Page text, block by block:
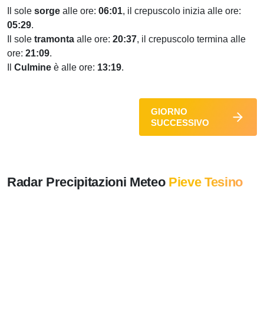
Il sole sorge alle ore: 06:01, il crepuscolo inizia alle ore:
05:29.
Il sole tramonta alle ore: 20:37, il crepuscolo termina alle
ore: 21:09.
Culmine è alle ore: 13:19.
GIORNO
SUCCESSIVO
Radar Precipitazioni Meteo Pieve Tesino